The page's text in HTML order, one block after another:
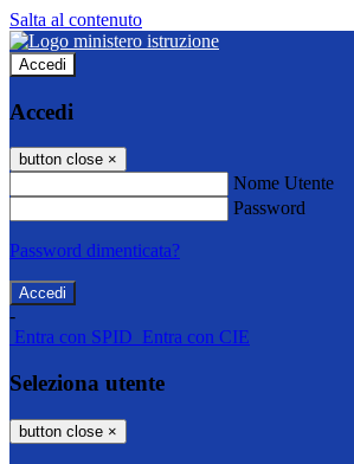
Salta al contenuto
Accedi
Accedi
button close ×
Nome Utente
Password
Password dimenticata?
-
Entra con SPID Entra con CIE
Seleziona utente
button close ×